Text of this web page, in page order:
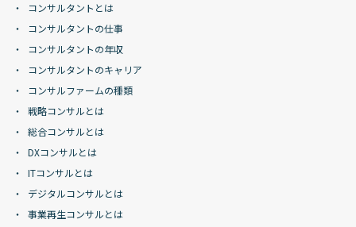
コンサルタントとは
コンサルタントの仕事
コンサルタントの年収
コンサルタントのキャリア
コンサルファームの種類
戦略コンサルとは
総合コンサルとは
DXコンサルとは
ITコンサルとは
デジタルコンサルとは
事業再生コンサルとは